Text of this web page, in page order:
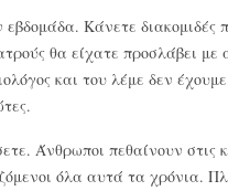
Κάνετε διακομιδές
θα είχατε προσλάβει με
και του λέμε δεν
Άνθρωποι πεθαίνουν στις
όλα αυτά τα χρόνια.